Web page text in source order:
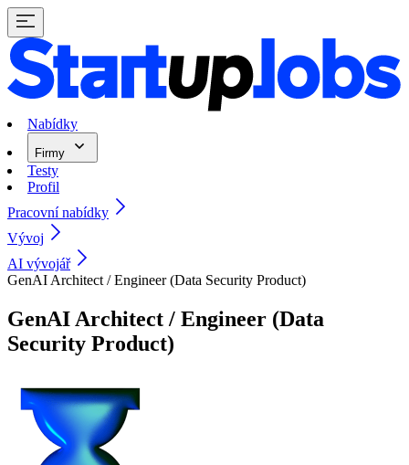
Nabídky
Firmy
Testy
Profil
Pracovní nabídky
Vývoj
AI vývojář
GenAI Architect / Engineer (Data Security Product)
GenAI Architect / Engineer (Data
Security Product)